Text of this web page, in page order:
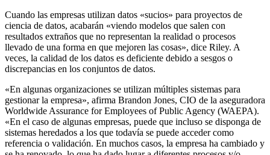
Cuando las empresas utilizan datos «sucios» para proyectos de
ciencia de datos, acabarán «viendo modelos que salen con
resultados extraños que no representan la realidad o procesos
llevado de una forma en que mejoren las cosas», dice Riley. A
veces, la calidad de los datos es deficiente debido a sesgos o
discrepancias en los conjuntos de datos.
«En algunas organizaciones se utilizan múltiples sistemas para
gestionar la empresa», afirma Brandon Jones, CIO de la aseguradora
Worldwide Assurance for Employees of Public Agency (WAEPA).
«En el caso de algunas empresas, puede que incluso se disponga de
sistemas heredados a los que todavía se puede acceder como
referencia o validación. En muchos casos, la empresa ha cambiado y